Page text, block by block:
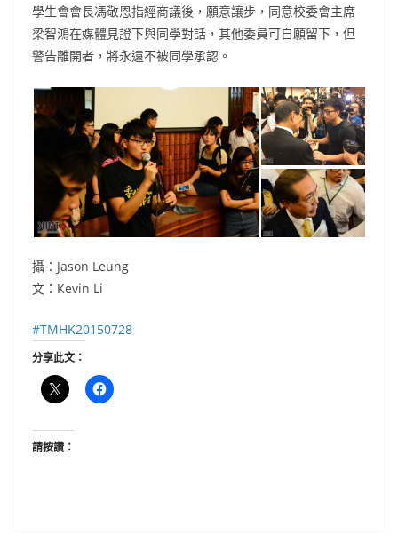
學生會會長馮敬恩指經商議後，願意讓步，同意校委會主席
梁智鴻在媒體見證下與同學對話，其他委員可自願留下，但
警告離開者，將永遠不被同學承認。
攝：Jason Leung
文：Kevin Li
‪#‎TMHK20150728‬
分享此文：
請按讚：